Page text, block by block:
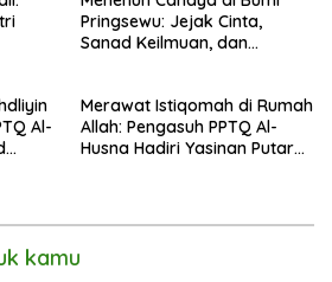
Pringsewu: Jejak Cinta,
Sanad Keilmuan, dan
Nahdlatul Ulama
Al-
Merawat Istiqomah di Rumah
Allah: Pengasuh PPTQ Al-
Husna Hadiri Yasinan Putaran
kamu